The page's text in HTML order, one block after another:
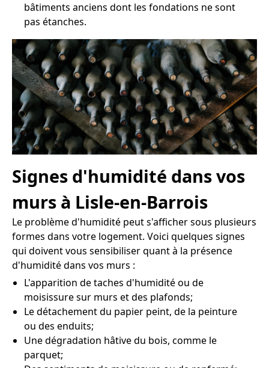
bâtiments anciens dont les fondations ne sont
pas étanches.
Signes d'humidité dans vos
murs à Lisle-en-Barrois
Le problème d'humidité peut s'afficher sous plusieurs
formes dans votre logement. Voici quelques signes
qui doivent vous sensibiliser quant à la présence
d'humidité dans vos murs :
L'apparition de taches d'humidité ou de
moisissure sur murs et des plafonds;
Le détachement du papier peint, de la peinture
ou des enduits;
Une dégradation hâtive du bois, comme le
parquet;